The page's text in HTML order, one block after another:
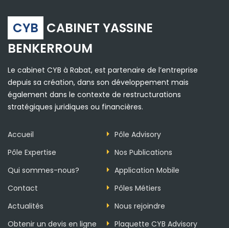
CYB CABINET YASSINE
BENKERROUM
Le cabinet CYB à Rabat, est partenaire de l’entreprise
depuis sa création, dans son développement mais
également dans le contexte de restructurations
stratégiques juridiques ou financières.
Accueil
Pôle Advisory
Pôle Expertise
Nos Publications
Qui sommes-nous?
Application Mobile
Contact
Pôles Métiers
Actualités
Nous rejoindre
Obtenir un devis en ligne
Plaquette CYB Advisory